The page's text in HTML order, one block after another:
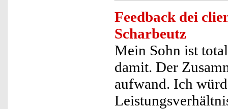
Feedback dei
Scharbeutz
Mein Sohn ist
damit. Der
aufwand. Ich